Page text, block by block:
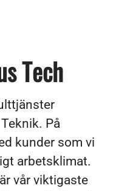
Tech
På
kunder som vi
arbetsklimat.
vår viktigaste